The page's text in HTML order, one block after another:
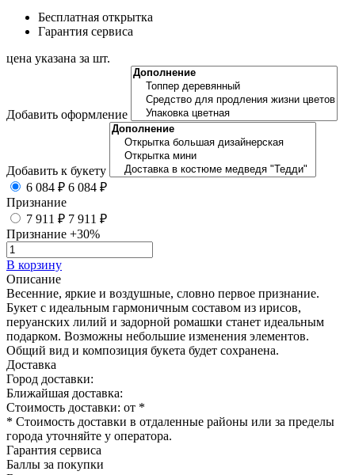
Бесплатная открытка
Гарантия сервиса
цена указана за шт.
Добавить оформление
Добавить к букету
6 084 ₽ 6 084 ₽
Признание
7 911 ₽ 7 911 ₽
Признание +30%
В корзину
Описание
Весенние, яркие и воздушные, словно первое признание.
Букет с идеальным гармоничным составом из ирисов,
перуанских лилий и задорной ромашки станет идеальным
подарком. Возможны небольшие изменения элементов.
Общий вид и композиция букета будет сохранена.
Доставка
Город доставки:
Ближайшая доставка:
Стоимость доставки: от *
* Стоимость доставки в отдаленные районы или за пределы
города уточняйте у оператора.
Гарантия сервиса
Баллы за покупки